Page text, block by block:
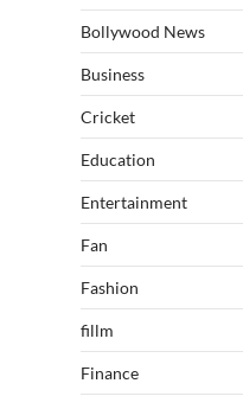
Bollywood News
Business
Cricket
Education
Entertainment
Fan
Fashion
fillm
Finance